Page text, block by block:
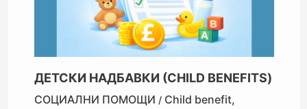
ДЕТСКИ НАДБАВКИ (CHILD BENEFITS)
СОЦИАЛНИ ПОМОЩИ / Child benefit,